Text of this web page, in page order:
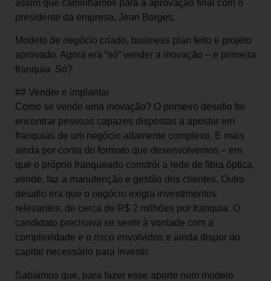
assim que caminhamos para a aprovação final com o
presidente da empresa, Jean Borges.
Modelo de negócio criado, business plan feito e projeto
aprovado. Agora era “só” vender a inovação – e primeira
franquia. Só?
## Vender e implantar
Como se vende uma inovação? O primeiro desafio foi
encontrar pessoas capazes dispostas a apostar em
franquias de um negócio altamente complexo. E mais
ainda por conta do formato que desenvolvemos – em
que o próprio franqueado constrói a rede de fibra óptica,
vende, faz a manutenção e gestão dos clientes. Outro
desafio era que o negócio exigia investimentos
relevantes, de cerca de R$ 2 milhões por franquia. O
candidato precisava se sentir à vontade com a
complexidade e o risco envolvidos e ainda dispor do
capital necessário para investir.
Sabíamos que, para fazer esse aporte num modelo